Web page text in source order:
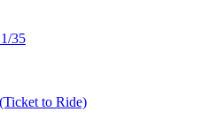
35
to Ride)